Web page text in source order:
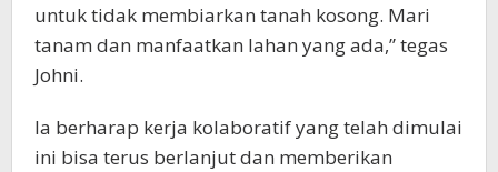
untuk tidak membiarkan tanah kosong. Mari
tanam dan manfaatkan lahan yang ada,” tegas
Johni.
Ia berharap kerja kolaboratif yang telah dimulai
ini bisa terus berlanjut dan memberikan